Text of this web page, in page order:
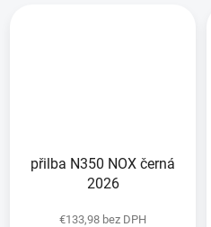
přilba N350 NOX černá
2026
€133,98 bez DPH